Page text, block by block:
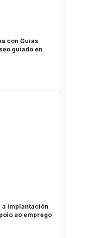
con Guías
guiado en
a implantación
ao emprego